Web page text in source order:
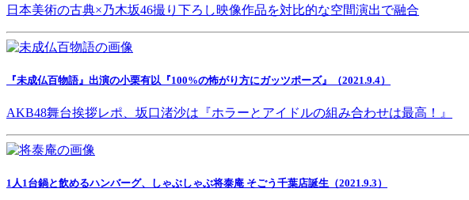
日本美術の古典×乃木坂46撮り下ろし映像作品を対比的な空間演出で融合
『未成仏百物語』出演の小栗有以『100%の怖がり方にガッツポーズ』（2021.9.4）
AKB48舞台挨拶レポ、坂口渚沙は『ホラーとアイドルの組み合わせは最高！』
1人1台鍋と飲めるハンバーグ、しゃぶしゃぶ将泰庵 そごう千葉店誕生（2021.9.3）